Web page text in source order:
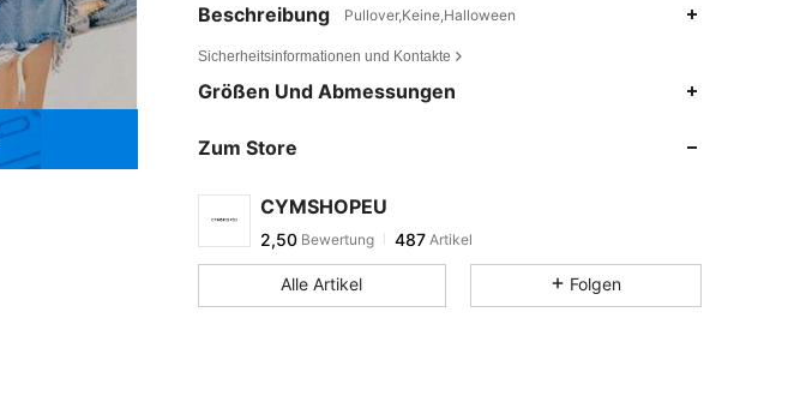
Beschreibung Pullover,Keine,Halloween
Sicherheitsinformationen und Kontakte
Größen Und Abmessungen
Zum Store
CYMSHOPEU
2,50 Bewertung 487 Artikel
Alle Artikel Folgen